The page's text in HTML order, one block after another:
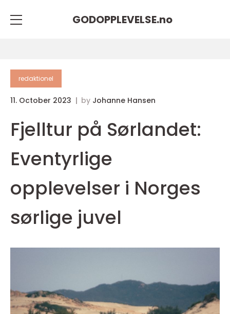
GODOPPLEVELSE.no
redaktionel
11. October 2023 by Johanne Hansen
Fjelltur på Sørlandet:
Eventyrlige
opplevelser i Norges
sørlige juvel